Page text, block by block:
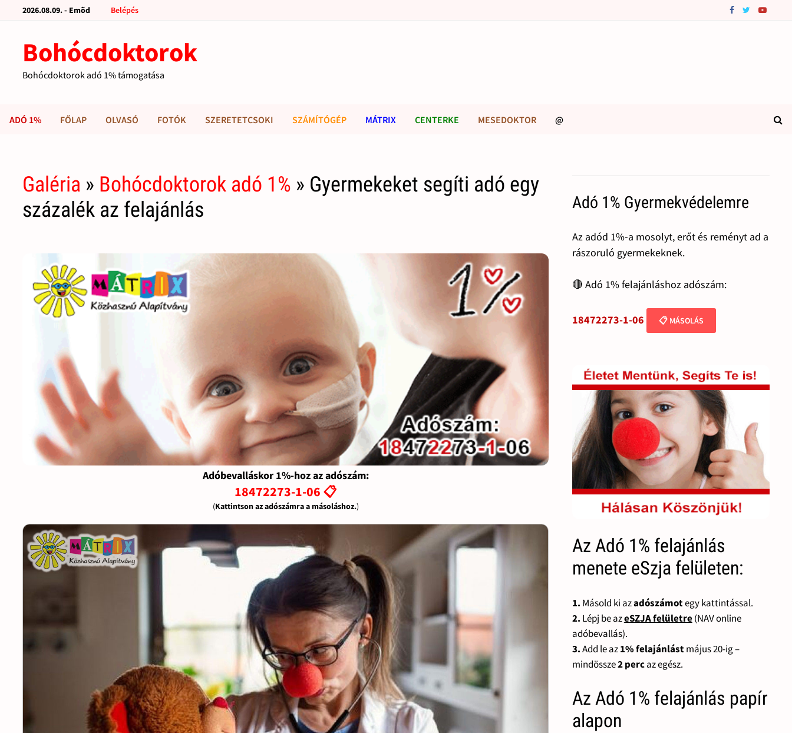
2026.08.09. - Emõd Belépés
Bohócdoktorok
Bohócdoktorok adó 1% támogatása
ADÓ 1% FŐLAP OLVASÓ FOTÓK SZERETETCSOKI SZÁMÍTÓGÉP MÁTRIX CENTERKE MESEDOKTOR @
Galéria » Bohócdoktorok adó 1% » Gyermekeket segíti adó egy
százalék az felajánlás
Adóbevalláskor 1%-hoz az adószám:
18472273-1-06 📋
(Kattintson az adószámra a másoláshoz.)
Adó 1% Gyermekvédelemre
Az adód 1%-a mosolyt, erőt és reményt ad a
rászoruló gyermekeknek.
🔴 Adó 1% felajánláshoz adószám:
18472273-1-06 📋 MÁSOLÁS
Az Adó 1% felajánlás
menete eSzja felületen:
1. Másold ki azadószámotegy kattintással.
2. Lépj be azeSZJA felületre(NAV online
adóbevallás).
3.Add le az1% felajánlástmájus 20-ig –
mindössze2 percaz egész.
Az Adó 1% felajánlás papír
alapon